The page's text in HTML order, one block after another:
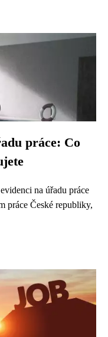
práce: Co
na úřadu práce
práce České republiky,